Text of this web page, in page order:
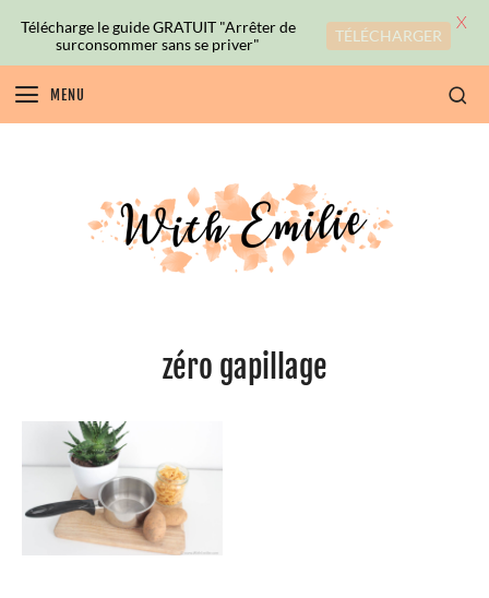
MENU
zéro gapillage
Télécharge le guide GRATUIT "Arrêter de
surconsommer sans se priver"
TÉLÉCHARGER
X